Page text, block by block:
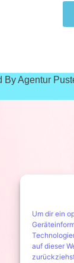
Um dir ein
auf dieser
Agentur